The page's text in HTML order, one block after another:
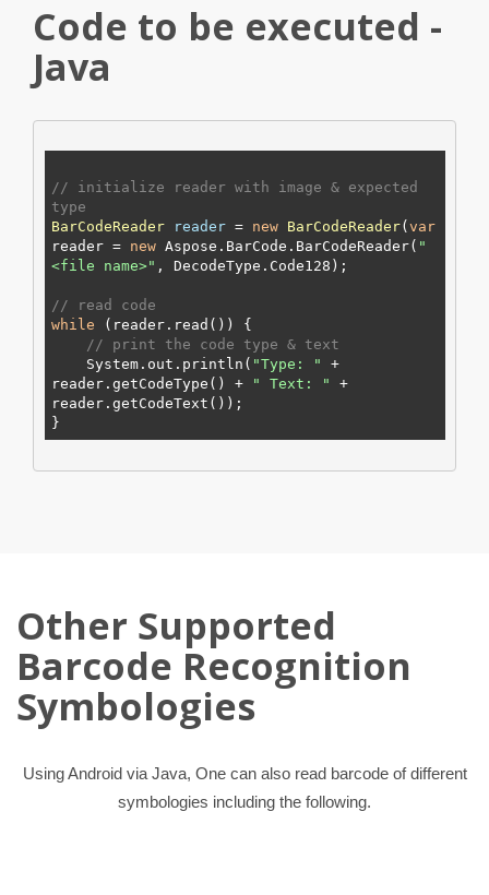
Code to be executed -
Java
// initialize reader with image & expected
type
BarCodeReader
reader = new BarCodeReader(var
reader = new Aspose.BarCode.BarCodeReader( "
<file name>" , DecodeType. Code128 );
// read code
while (reader.read()) {
// print the code type & text
    System.out.println(
"Type: "
+
reader.getCodeType() +
" Text: "
+
reader.getCodeText());
Other Supported
Barcode Recognition
Symbologies
Using Android via Java, One can also read barcode of different
symbologies including the following.